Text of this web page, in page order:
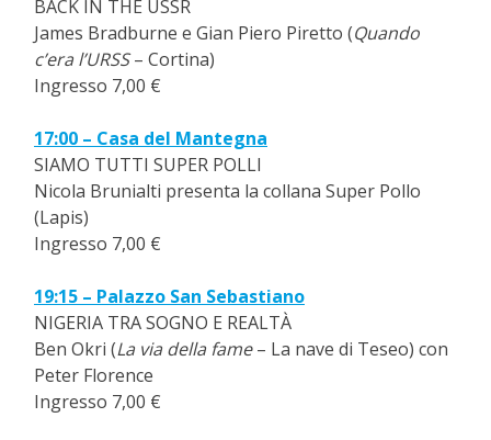
BACK IN THE USSR
James Bradburne e Gian Piero Piretto (Quando
c’era l’URSS– Cortina)
Ingresso 7,00 €
17:00 – Casa del Mantegna
SIAMO TUTTI SUPER POLLI
Nicola Brunialti presenta la collana Super Pollo
(Lapis)
Ingresso 7,00 €
19:15 – Palazzo San Sebastiano
NIGERIA TRA SOGNO E REALTÀ
Ben Okri (La via della fame– La nave di Teseo) con
Peter Florence
Ingresso 7,00 €